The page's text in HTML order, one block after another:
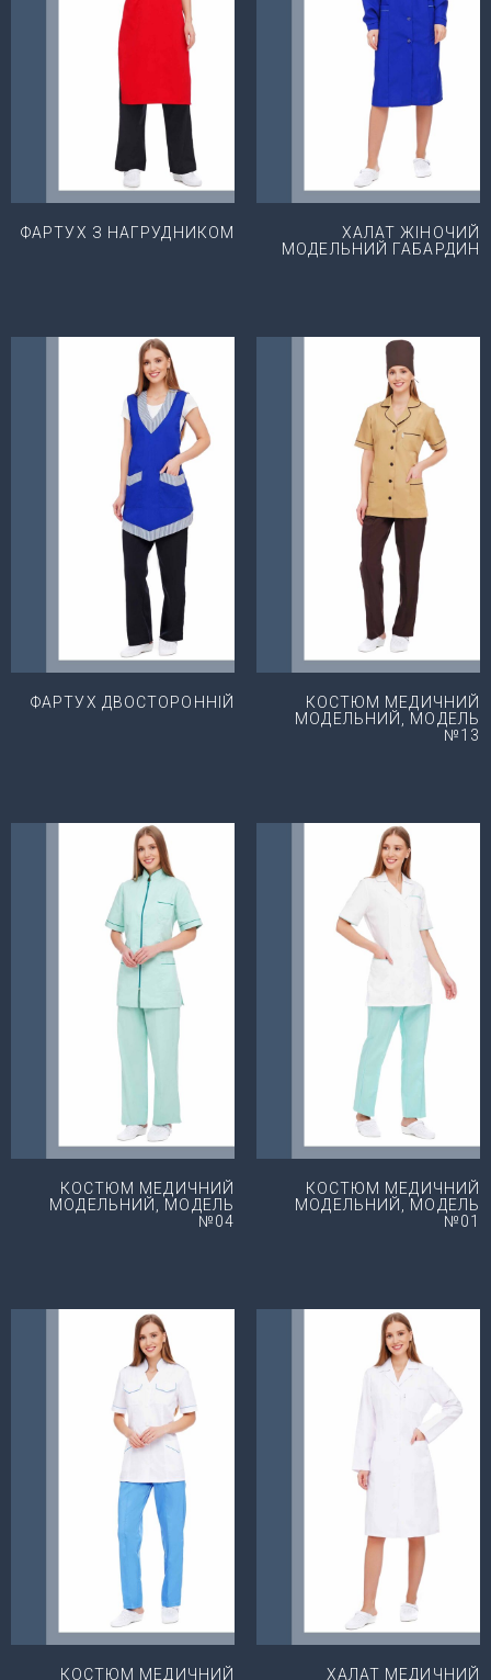
ФАРТУХ З НАГРУДНИКОМ
ХАЛАТ ЖІНОЧИЙ
МОДЕЛЬНИЙ ГАБАРДИН
ФАРТУХ ДВОСТОРОННІЙ
КОСТЮМ МЕДИЧНИЙ
МОДЕЛЬНИЙ, МОДЕЛЬ
№13
КОСТЮМ МЕДИЧНИЙ
МОДЕЛЬНИЙ, МОДЕЛЬ
№04
КОСТЮМ МЕДИЧНИЙ
МОДЕЛЬНИЙ, МОДЕЛЬ
№01
КОСТЮМ МЕДИЧНИЙ
ХАЛАТ МЕДИЧНИЙ